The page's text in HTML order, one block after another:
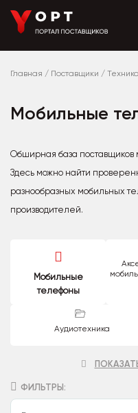
Главная / Поставщики /
Мобильные
Обширная база поставщиков
Здесь можно найти
разнообразных мобильных
производителей.
Мобильные
телефоны
Аудиотехника
ФИЛЬТРЫ: